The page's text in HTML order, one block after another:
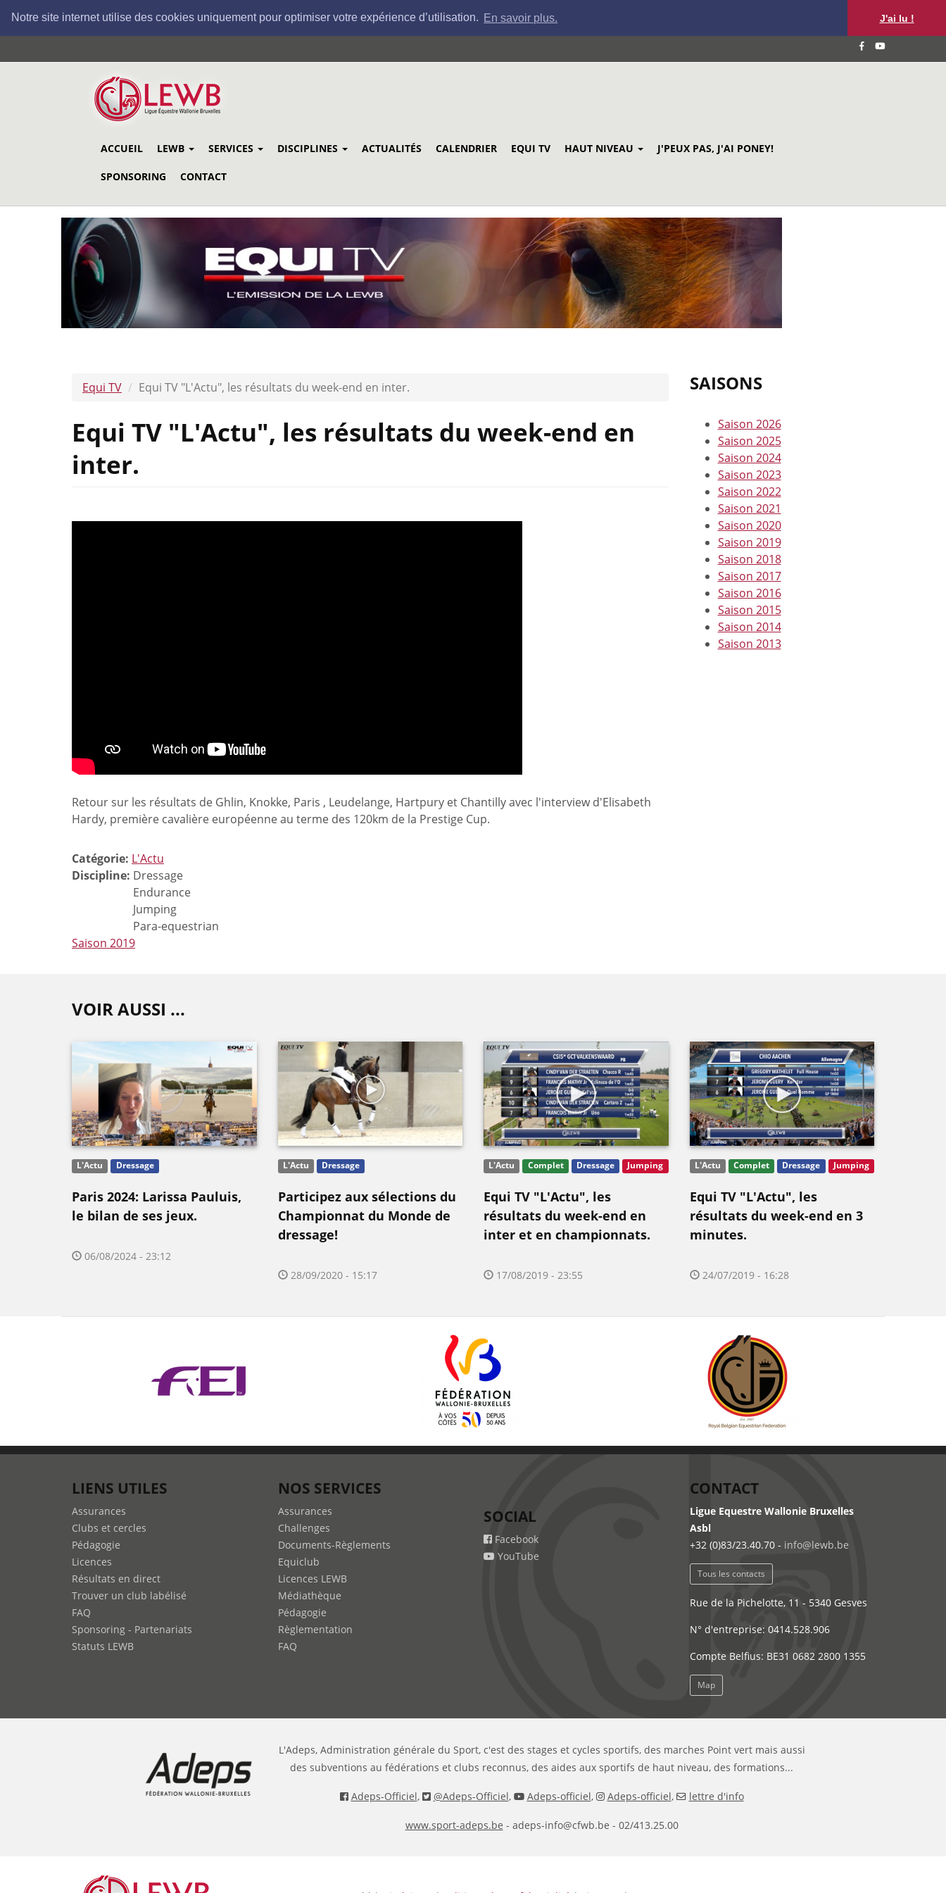
Notre site internet utilise des cookies uniquement pour optimiser votre expérience d’utilisation. En savoir plus. J'ai lu !
au
ACCUEIL LEWB SERVICES DISCIPLINES ACTUALITÉS CALENDRIER EQUI TV HAUT NIVEAU J'PEUX PAS, J'AI PONEY!
SPONSORING CONTACT
Equi TV Equi TV "L'Actu", les résultats du week-end en inter.
Equi TV "L'Actu", les résultats du week-end en
inter.
Retour sur les résultats de Ghlin, Knokke, Paris , Leudelange, Hartpury et Chantilly avec l'interview d'Elisabeth
Hardy, première cavalière européenne au terme des 120km de la Prestige Cup.
Catégorie: L'Actu
Discipline: Dressage
Endurance
Jumping
Para-equestrian
Saison 2019
SAISONS
Saison 2026
Saison 2025
Saison 2024
Saison 2023
Saison 2022
Saison 2021
Saison 2020
Saison 2019
Saison 2018
Saison 2017
Saison 2016
Saison 2015
Saison 2014
Saison 2013
VOIR AUSSI ...
L'Actu Dressage
Paris 2024: Larissa Pauluis,
le bilan de ses jeux.
06/08/2024 - 23:12
L'Actu Dressage
Participez aux sélections du
Championnat du Monde de
dressage!
28/09/2020 - 15:17
L'Actu Complet Dressage Jumping
Equi TV "L'Actu", les
résultats du week-end en
inter et en championnats.
17/08/2019 - 23:55
L'Actu Complet Dressage Jumping
Equi TV "L'Actu", les
résultats du week-end en 3
minutes.
24/07/2019 - 16:28
LIENS UTILES
Assurances
Clubs et cercles
Pédagogie
Licences
Résultats en direct
Trouver un club labélisé
FAQ
Sponsoring - Partenariats
Statuts LEWB
NOS SERVICES
Assurances
Challenges
Documents-Règlements
Equiclub
Licences LEWB
Médiathèque
Pédagogie
Règlementation
FAQ
SOCIAL
Facebook
YouTube
CONTACT
Ligue Equestre Wallonie Bruxelles
Asbl
+32 (0)83/23.40.70 - info@lewb.be
Tous les contacts
Rue de la Pichelotte, 11 - 5340 Gesves
N° d'entreprise: 0414.528.906
Compte Belfius: BE31 0682 2800 1355
Map
L'Adeps, Administration générale du Sport, c'est des stages et cycles sportifs, des marches Point vert mais aussi
des subventions au fédérations et clubs reconnus, des aides aux sportifs de haut niveau, des formations...
Adeps-Officiel, @Adeps-Officiel, Adeps-officiel, Adeps-officiel, lettre d'info
www.sport-adeps.be - adeps-info@cfwb.be - 02/413.25.00